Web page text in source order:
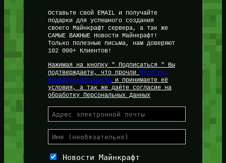
Оставьте свой EMAIL и получайте
подарки для успешного создания
своего Майнкрафт сервера, а так же
САМЫЕ ВАЖНЫЕ Новости Майнкрафт!
Только полезные письма, нам доверяют
102 000+ Клиентов!
Нажимая на кнопку " Подписаться " Вы
подтверждаете, что прочли
Политику
Конфиденциальностии принимаете её
условия, а так же даёте согласие на
обработку Персональных Данных
Новости Майнкрафт